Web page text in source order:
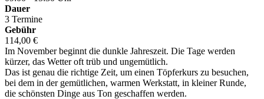
Dauer
3 Termine
Gebühr
114,00 €
Im November beginnt die dunkle Jahreszeit. Die Tage werden
kürzer, das Wetter oft trüb und ungemütlich.
Das ist genau die richtige Zeit, um einen Töpferkurs zu besuchen,
bei dem in der gemütlichen, warmen Werkstatt, in kleiner Runde,
die schönsten Dinge aus Ton geschaffen werden.